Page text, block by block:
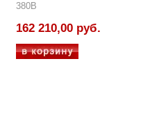
380В
162 210,00 руб.